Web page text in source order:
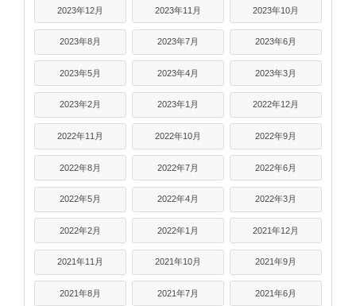
2023年12月 2023年11月 2023年10月
2023年8月 2023年7月 2023年6月
2023年5月 2023年4月 2023年3月
2023年2月 2023年1月 2022年12月
2022年11月 2022年10月 2022年9月
2022年8月 2022年7月 2022年6月
2022年5月 2022年4月 2022年3月
2022年2月 2022年1月 2021年12月
2021年11月 2021年10月 2021年9月
2021年8月 2021年7月 2021年6月